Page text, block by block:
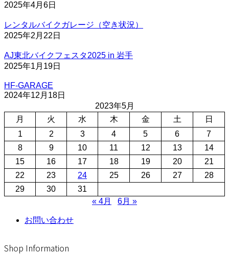
2025年4月6日
レンタルバイクガレージ（空き状況）
2025年2月22日
AJ東北バイクフェスタ2025 in 岩手
2025年1月19日
HF-GARAGE
2024年12月18日
2023年5月
月
火 水 木 金 土
日
1
2 3 4 5 6
7
8
9 10 11 12 13
14
15
16 17 18 19 20
21
22
23 24 25 26 27
28
29
30
31
« 4月
6月 »
お問い合わせ
Shop Information